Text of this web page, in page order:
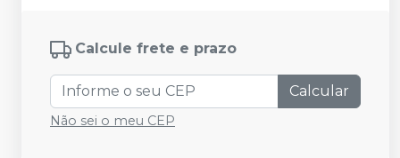
Calcule frete e prazo
Calcular
Não sei o meu CEP